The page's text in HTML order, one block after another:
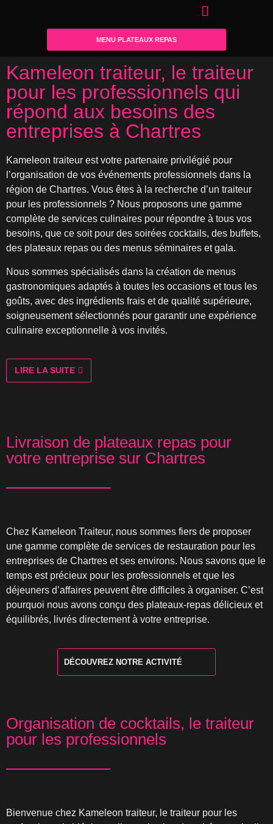
MENU PLATEAUX REPAS
Kameleon traiteur, le traiteur
pour les professionnels qui
répond aux besoins des
entreprises à Chartres
Kameleon traiteur est votre partenaire privilégié pour
l’organisation de vos événements professionnels dans la
région de Chartres. Vous êtes à la recherche d’un traiteur
pour les professionnels ? Nous proposons une gamme
complète de services culinaires pour répondre à tous vos
besoins, que ce soit pour des soirées cocktails, des buffets,
des plateaux repas ou des menus séminaires et gala.
Nous sommes spécialisés dans la création de menus
gastronomiques adaptés à toutes les occasions et tous les
goûts, avec des ingrédients frais et de qualité supérieure,
soigneusement sélectionnés pour garantir une expérience
culinaire exceptionnelle à vos invités.
LIRE LA SUITE
Livraison de plateaux repas pour
votre entreprise sur Chartres
Chez Kameleon Traiteur, nous sommes fiers de proposer
une gamme complète de services de restauration pour les
entreprises de Chartres et ses environs. Nous savons que le
temps est précieux pour les professionnels et que les
déjeuners d’affaires peuvent être difficiles à organiser. C’est
pourquoi nous avons conçu des plateaux-repas délicieux et
équilibrés, livrés directement à votre entreprise.
DÉCOUVREZ NOTRE ACTIVITÉ
Organisation de cocktails, le traiteur
pour les professionnels
Bienvenue chez Kameleon traiteur, le traiteur pour les